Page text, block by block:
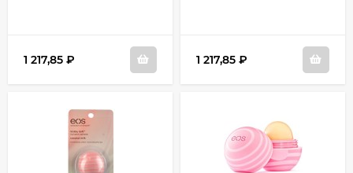
1 217,85 ₽ 1 217,85 ₽